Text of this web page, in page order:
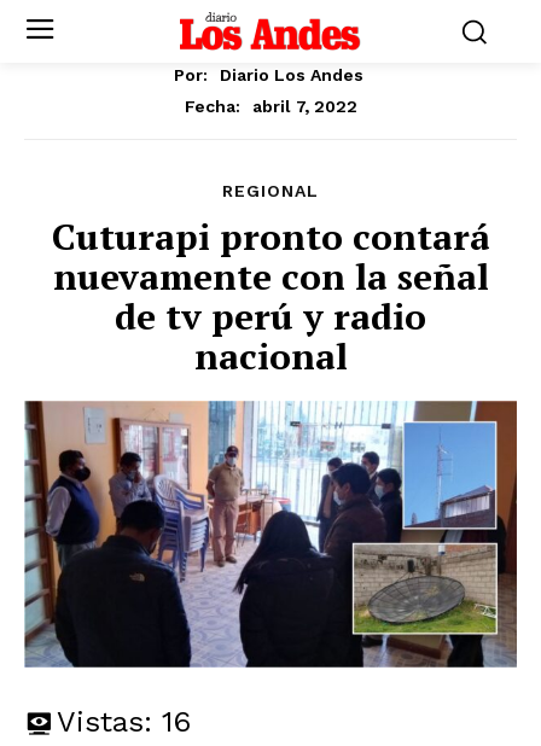
Por:
Diario Los Andes
Fecha:
abril 7, 2022
REGIONAL
Cuturapi pronto contará
nuevamente con la señal
de tv perú y radio
nacional
Vistas: 16